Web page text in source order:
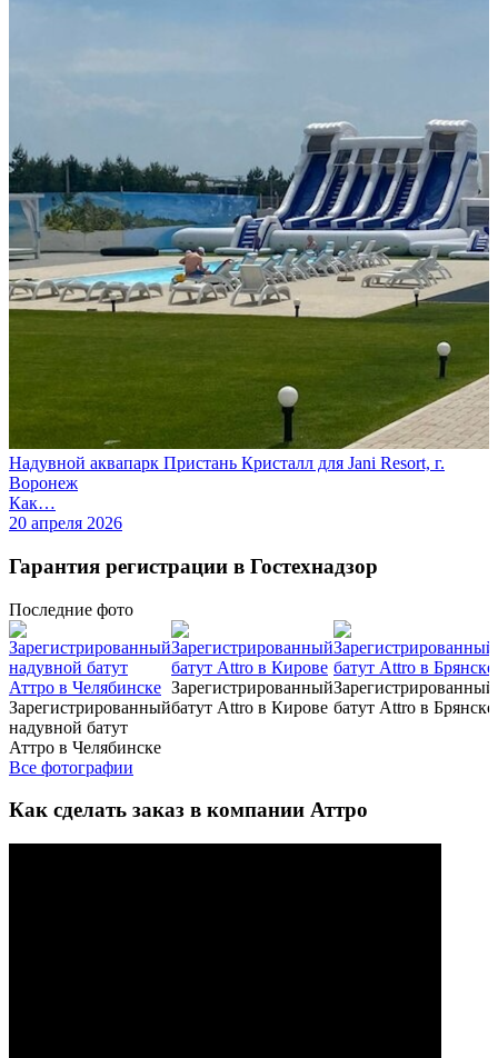
Надувной аквапарк Пристань Кристалл для Jani Resort, г.
Воронеж
Как…
20 апреля 2026
Гарантия регистрации в Гостехнадзор
Последние фото
Зарегистрированный
надувной батут
Аттро в Челябинске
Зарегистрированный
батут Attro в Кирове
Зарегистрированный
батут Attro в Брянске
Все фотографии
Как сделать заказ в компании Аттро